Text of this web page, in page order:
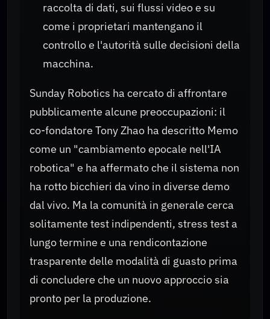
raccolta di dati, sui flussi video e su
come i proprietari mantengano il
controllo e l'autorità sulle decisioni della
macchina.
Sunday Robotics ha cercato di affrontare
pubblicamente alcune preoccupazioni: il
co-fondatore Tony Zhao ha descritto Memo
come un "cambiamento epocale nell'IA
robotica" e ha affermato che il sistema non
ha rotto bicchieri da vino in diverse demo
dal vivo. Ma la comunità in generale cerca
solitamente test indipendenti, stress test a
lungo termine e una rendicontazione
trasparente delle modalità di guasto prima
di concludere che un nuovo approccio sia
pronto per la produzione.